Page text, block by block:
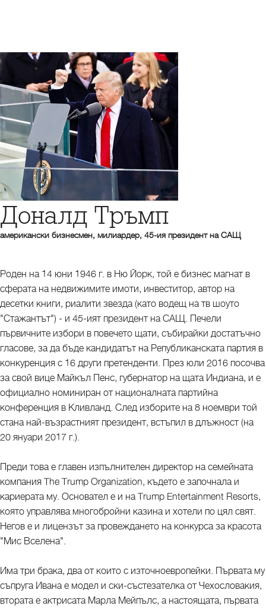
Доналд Тръмп
американски бизнесмен, милиардер, 45-ия президент на САЩ
Роден на 14 юни 1946 г. в Ню Йорк, той е бизнес магнат в
сферата на недвижимите имоти, инвеститор, автор на
десетки книги, риалити звезда (като водещ на тв шоуто
"Стажантът") - и 45-ият президент на САЩ. Печели
първичните избори в повечето щати, събирайки достатъчно
гласове, за да бъде кандидатът на Републиканската партия в
конкуренция с 16 други претенденти. През юли 2016 посочва
за свой вице Майкъл Пенс, губернатор на щата Индиана, и е
официално номиниран от националната партийна
конференция в Кливланд. След изборите на 8 ноември той
стана най-възрастният президент, встъпил в длъжност (на
20 януари 2017 г.).
Преди това е главен изпълнителен директор на семейната
компания The Trump Organization, където е започнала и
кариерата му. Основател е и на Trump Entertainment Resorts,
която управлява многобройни казина и хотели по цял свят.
Негов е и лицензът за провеждането на конкурса за красота
"Мис Вселена".
Има три брака, два от които с източноевропейки. Първата му
съпруга Ивана е модел и ски-състезателка от Чехословакия,
втората е актрисата Марла Мейпълс, а настоящата, първата